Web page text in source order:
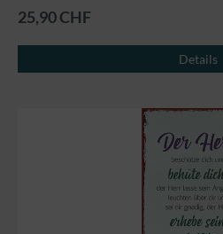
25,90 CHF
Details